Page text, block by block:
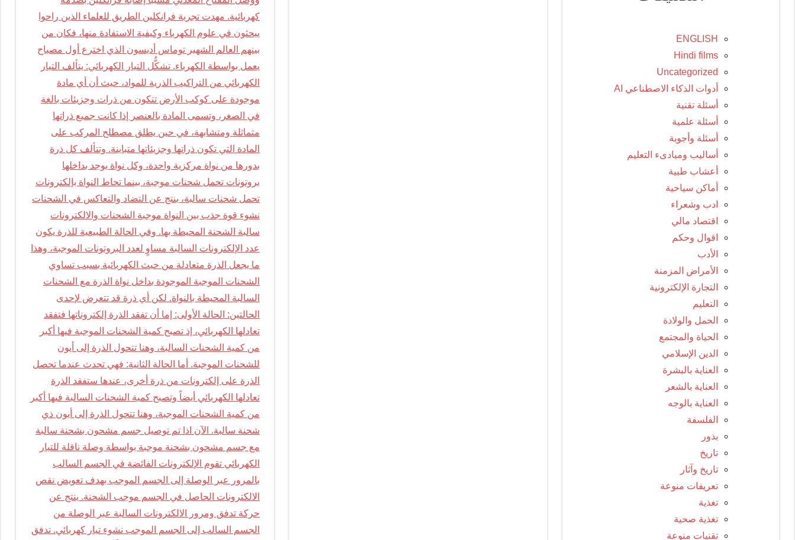
ENGLISH
Hindi films
Uncategorized
أدوات الذكاء الاصطناعي AI
أسئلة تقنية
أسئلة علمية
أسئلة وأجوبة
أساليب ومبادىء التعليم
أعشاب طبية
أماكن سياحية
ادب وشعراء
اقتصاد مالي
اقوال وحكم
الأدب
الأمراض المزمنة
التجارة الإلكترونية
التعليم
الحمل والولادة
الحياة والمجتمع
الدين الإسلامي
العناية بالبشرة
العناية بالشعر
العناية بالوجه
الفلسفة
بذور
تاريخ
تاريخ وآثار
تعريفات منوعة
تغذية
تغذية صحية
تقنيات منوعة